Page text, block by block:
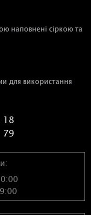
наповнені сіркою та
для використання
18
79